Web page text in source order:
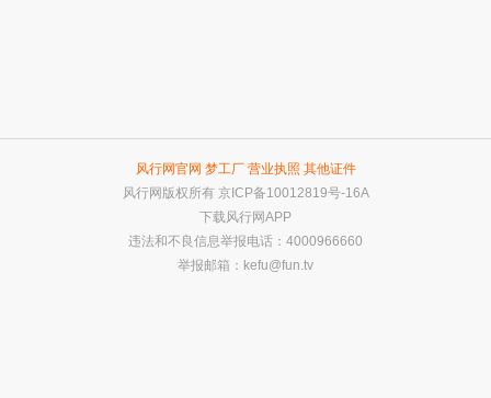
风行网官网 梦工厂 营业执照 其他证件
风行网版权所有 京ICP备10012819号-16A
下载风行网APP
违法和不良信息举报电话：4000966660
举报邮箱： kefu@fun.tv